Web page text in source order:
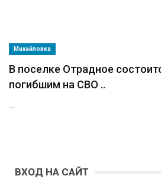
Михайловка
В поселке Отрадное
погибшим на СВО ..
...
ВХОД НА САЙТ